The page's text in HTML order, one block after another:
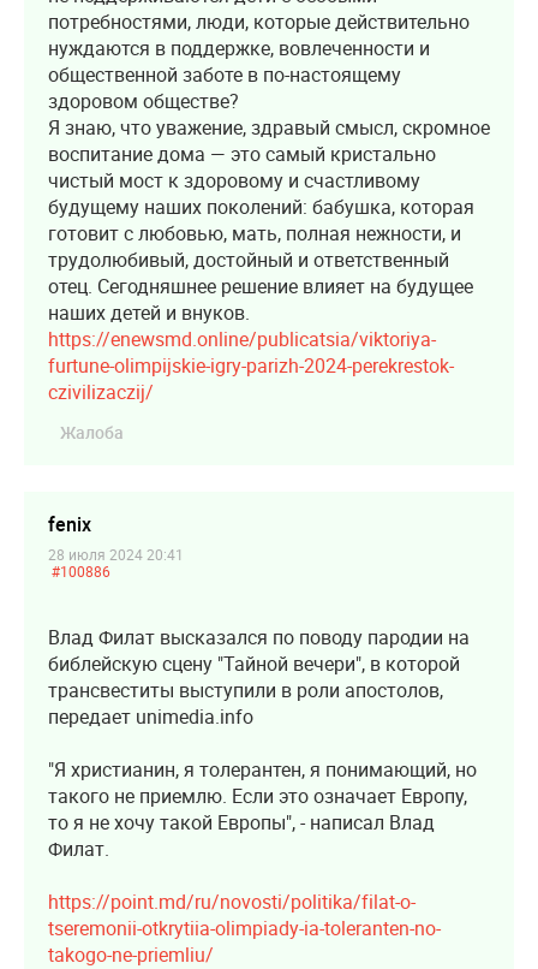
потребностями, люди, которые действительно
нуждаются в поддержке, вовлеченности и
общественной заботе в по-настоящему
здоровом обществе?
Я знаю, что уважение, здравый смысл, скромное
воспитание дома — это самый кристально
чистый мост к здоровому и счастливому
будущему наших поколений: бабушка, которая
готовит с любовью, мать, полная нежности, и
трудолюбивый, достойный и ответственный
отец. Сегодняшнее решение влияет на будущее
наших детей и внуков.
https://enewsmd.online/publicatsia/viktoriya-
furtune-olimpijskie-igry-parizh-2024-perekrestok-
czivilizaczij/
Жалоба
fenix
28 июля 2024 20:41
#100886
Влад Филат высказался по поводу пародии на
библейскую сцену "Тайной вечери", в которой
трансвеститы выступили в роли апостолов,
передает unimedia.info
"Я христианин, я толерантен, я понимающий, но
такого не приемлю. Если это означает Европу,
то я не хочу такой Европы", - написал Влад
Филат.
https://point.md/ru/novosti/politika/filat-o-
tseremonii-otkrytiia-olimpiady-ia-toleranten-no-
takogo-ne-priemliu/